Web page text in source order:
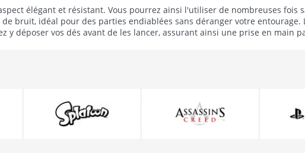
élégant et résistant. Vous pourrez ainsi l'utiliser de nombreuses fois
bruit, idéal pour des parties endiablées sans déranger votre entourage.
y déposer vos dés avant de les lancer, assurant ainsi une prise en main